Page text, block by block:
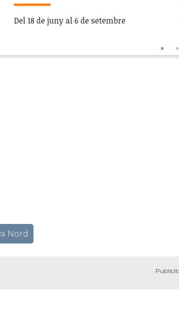
Del 18 de juny al 6 de setembre
Nord